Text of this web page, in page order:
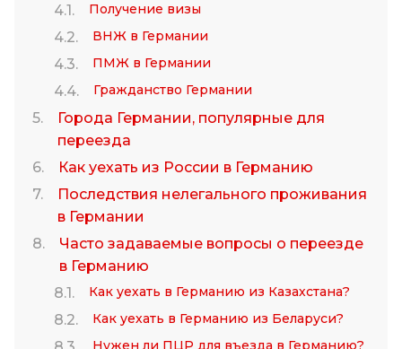
Получение визы
ВНЖ в Германии
ПМЖ в Германии
Гражданство Германии
Города Германии, популярные для
переезда
Как уехать из России в Германию
Последствия нелегального проживания
в Германии
Часто задаваемые вопросы о переезде
в Германию
Как уехать в Германию из Казахстана?
Как уехать в Германию из Беларуси?
Нужен ли ПЦР для въезда в Германию?